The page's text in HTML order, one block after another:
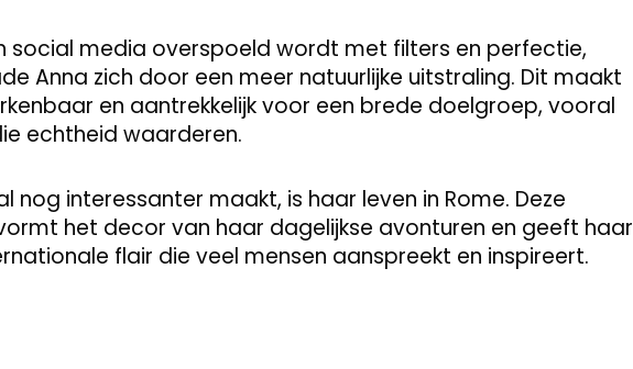
social media overspoeld wordt met filters en perfectie,
Anna zich door een meer natuurlijke uitstraling. Dit maakt
en aantrekkelijk voor een brede doelgroep, vooral
echtheid waarderen.
nog interessanter maakt, is haar leven in Rome. Deze
het decor van haar dagelijkse avonturen en geeft haar
flair die veel mensen aanspreekt en inspireert.